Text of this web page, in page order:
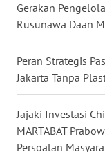
Gerakan
Rusunawa Daan
Peran Strategis
Jakarta Tanpa
Jajaki Investasi
MARTABAT
Persoalan
WN
NTB
WN
SULTENG